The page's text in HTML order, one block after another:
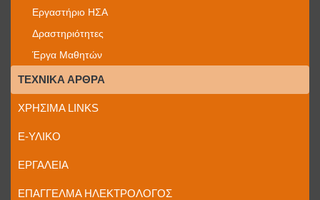
Εργαστήριο ΗΣΑ
Δραστηριότητες
Έργα Μαθητών
ΤΕΧΝΙΚΆ ΆΡΘΡΑ
ΧΡΉΣΙΜΑ LINKS
E-ΥΛΙΚΌ
ΕΡΓΑΛΕΊΑ
ΕΠΆΓΓΕΛΜΑ ΗΛΕΚΤΡΟΛΌΓΟΣ